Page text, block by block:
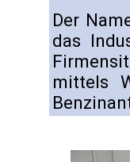
Der
das
mittels